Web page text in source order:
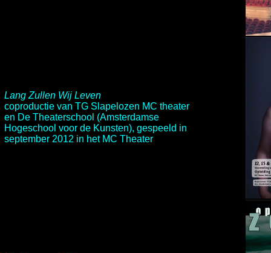
Lang Zullen Wij Leven
coproductie van TG Slapelozen MC theater
en De Theaterschool (Amsterdamse
Hogeschool voor de Kunsten), gespeeld in
september 2012 in het MC Theater